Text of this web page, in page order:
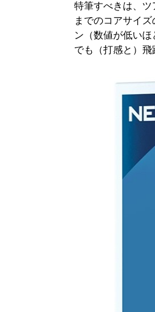
特筆すべきは、
までのコアサイ
ン（数値が低い
でも（打感と）飛